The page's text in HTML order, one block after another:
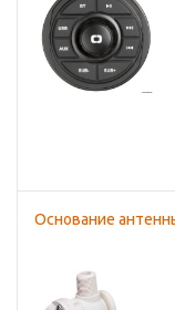
Основание